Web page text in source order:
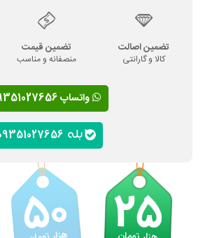
تضمین اصالت
کالا و گارانتی
تضمین قیمت
منصفانه و مناسب
واتساپ 09351027656